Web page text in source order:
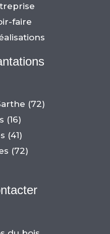
faire
(72)
(16)
(41)
(72)